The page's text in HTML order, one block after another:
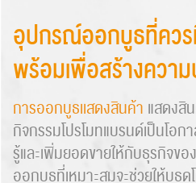
อุปกรณ์ออกบูธที่ควร
พร้อมเพื่อสร้างความ
การออกบูธเเสดงสินค้า แสดงสิ
กิจกรรมโปรโมทแบรนด์เป็นโอ
รู้และเพิ่มยอดขายให้กับธุรกิจ
ออกบูธที่เหมาะสมจะช่วยให้บูธ